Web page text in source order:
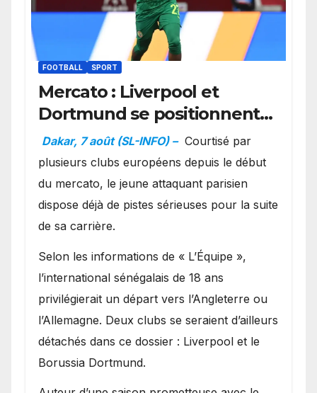
FOOTBALL SPORT
Mercato : Liverpool et
Dortmund se positionnent
en favoris pour recruter
Ibrahim Mbaye
Dakar, 7 août (SL-INFO) – Courtisé par
plusieurs clubs européens depuis le début
du mercato, le jeune attaquant parisien
dispose déjà de pistes sérieuses pour la suite
de sa carrière.
Selon les informations de « L’Équipe »,
l’international sénégalais de 18 ans
privilégierait un départ vers l’Angleterre ou
l’Allemagne. Deux clubs se seraient d’ailleurs
détachés dans ce dossier : Liverpool et le
Borussia Dortmund.